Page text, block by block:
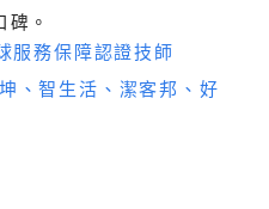
。
服務保障認證技師
、智生活、潔客邦、好